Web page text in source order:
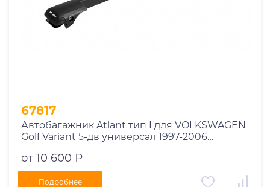
67817
Автобагажник Atlant тип I для VOLKSWAGEN
Golf Variant 5-дв универсал 1997-2006
10002+11118+11118
от 10 600 ₽
Подробнее